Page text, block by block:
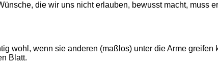
die wir uns nicht erlauben, bewusst macht, muss
wohl, wenn sie anderen (maßlos) unter die Arme
Blatt.